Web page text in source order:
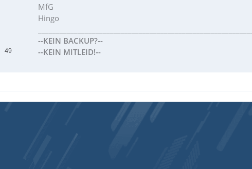
49
MfG
Hingo
--KEIN BACKUP?--
--KEIN MITLEID!--